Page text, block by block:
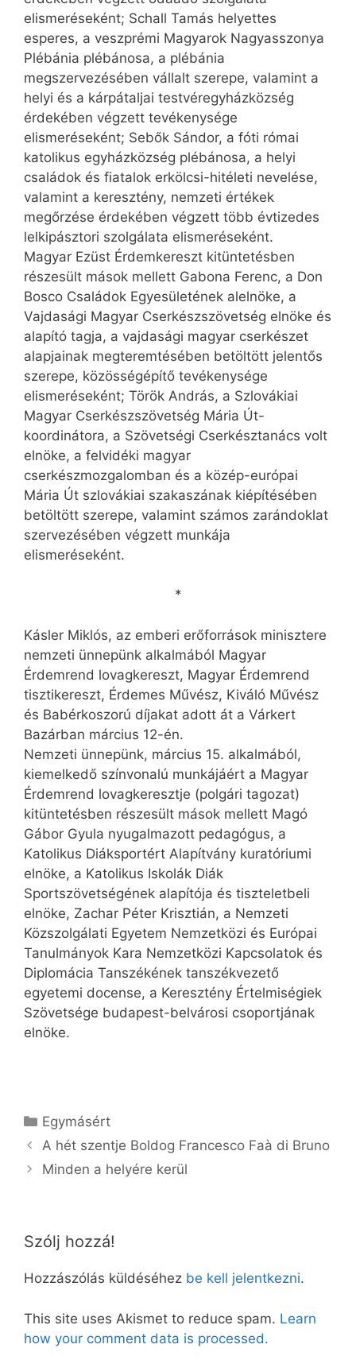
elismeréseként; Schall Tamás helyettes
esperes, a veszprémi Magyarok Nagyasszonya
Plébánia plébánosa, a plébánia
megszervezésében vállalt szerepe, valamint a
helyi és a kárpátaljai testvéregyházközség
érdekében végzett tevékenysége
elismeréseként; Sebők Sándor, a fóti római
katolikus egyházközség plébánosa, a helyi
családok és fiatalok erkölcsi-hitéleti nevelése,
valamint a keresztény, nemzeti értékek
megőrzése érdekében végzett több évtizedes
lelkipásztori szolgálata elismeréseként.
Magyar Ezüst Érdemkereszt kitüntetésben
részesült mások mellett Gabona Ferenc, a Don
Bosco Családok Egyesületének alelnöke, a
Vajdasági Magyar Cserkészszövetség elnöke és
alapító tagja, a vajdasági magyar cserkészet
alapjainak megteremtésében betöltött jelentős
szerepe, közösségépítő tevékenysége
elismeréseként; Török András, a Szlovákiai
Magyar Cserkészszövetség Mária Út-
koordinátora, a Szövetségi Cserkésztanács volt
elnöke, a felvidéki magyar
cserkészmozgalomban és a közép-európai
Mária Út szlovákiai szakaszának kiépítésében
betöltött szerepe, valamint számos zarándoklat
szervezésében végzett munkája
elismeréseként.
*
Kásler Miklós, az emberi erőforrások minisztere
nemzeti ünnepünk alkalmából Magyar
Érdemrend lovagkereszt, Magyar Érdemrend
tisztikereszt, Érdemes Művész, Kiváló Művész
és Babérkoszorú díjakat adott át a Várkert
Bazárban március 12-én.
Nemzeti ünnepünk, március 15. alkalmából,
kiemelkedő színvonalú munkájáért a Magyar
Érdemrend lovagkeresztje (polgári tagozat)
kitüntetésben részesült mások mellett Magó
Gábor Gyula nyugalmazott pedagógus, a
Katolikus Diáksportért Alapítvány kuratóriumi
elnöke, a Katolikus Iskolák Diák
Sportszövetségének alapítója és tiszteletbeli
elnöke, Zachar Péter Krisztián, a Nemzeti
Közszolgálati Egyetem Nemzetközi és Európai
Tanulmányok Kara Nemzetközi Kapcsolatok és
Diplomácia Tanszéké­nek tanszékvezető
egyetemi docense, a Keresztény Értelmiségiek
Szövetsége budapest-belvárosi csoportjának
elnöke.
Kategória
Egymásért
A hét szentje Boldog Francesco Faà di Bruno
Minden a helyére kerül
Szólj hozzá!
Hozzászólás küldéséhez be kell jelentkezni.
This site uses Akismet to reduce spam. Learn
how your comment data is processed.